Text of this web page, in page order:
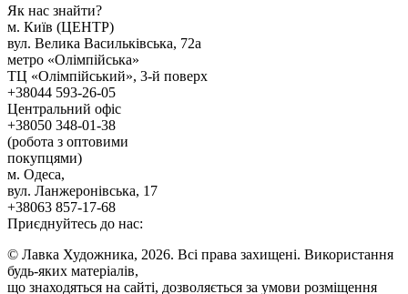
Як наc знайти?
м. Киïв (ЦЕНТР)
вул. Велика Васильківська, 72а
метро «Олімпійська»
ТЦ «Олімпійський», 3-й поверх
+38044 593-26-05
Центральний офіс
+38050 348-01-38
(робота з оптовими
покупцями)
м. Одеса,
вул. Ланжеронівська, 17
+38063 857-17-68
Приєднуйтесь до нас:
© Лавка Художника, 2026. Всі права захищені. Використання
будь-яких матеріалів,
що знаходяться на сайті, дозволяється за умови розміщення